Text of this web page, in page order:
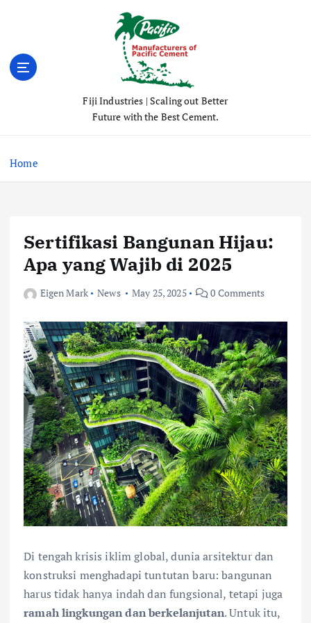
n
Fiji Industries | Scaling out Better
Future with the Best Cement.
Home
Sertifikasi Bangunan Hijau:
Apa yang Wajib di 2025
Eigen Mark News May 25, 2025 0 Comments
Di tengah krisis iklim global, dunia arsitektur dan
konstruksi menghadapi tuntutan baru: bangunan
harus tidak hanya indah dan fungsional, tetapi juga
ramah lingkungan dan berkelanjutan. Untuk itu,